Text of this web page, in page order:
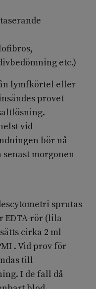
etc.)
lymfkörtel eller
provet
vid
bör nå
senast morgonen
sprutas
EDTA-rör (lila
cirka 2 ml
. Vid prov för
till
I de fall då